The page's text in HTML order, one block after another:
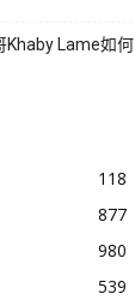
Khaby Lame如何
118
877
980
539